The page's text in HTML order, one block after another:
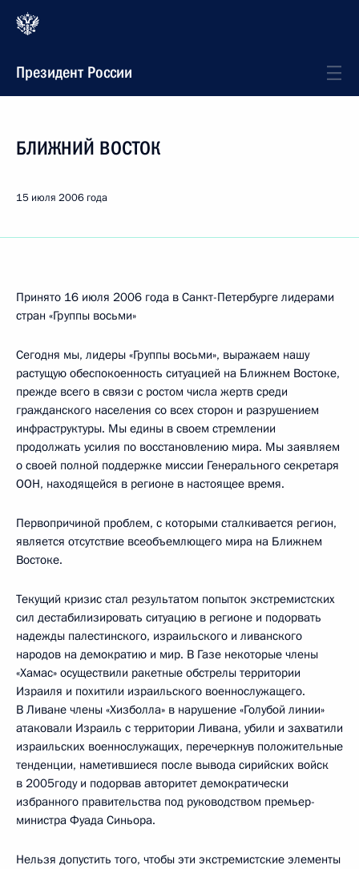
Президент России
БЛИЖНИЙ ВОСТОК
15 июля 2006 года
Принято 16 июля 2006 года в Санкт-Петербурге лидерами
стран «Группы восьми»
Сегодня мы, лидеры «Группы восьми», выражаем нашу
растущую обеспокоенность ситуацией на Ближнем Востоке,
прежде всего в связи с ростом числа жертв среди
гражданского населения со всех сторон и разрушением
инфраструктуры. Мы едины в своем стремлении
продолжать усилия по восстановлению мира. Мы заявляем
о своей полной поддержке миссии Генерального секретаря
ООН, находящейся в регионе в настоящее время.
Первопричиной проблем, с которыми сталкивается регион,
является отсутствие всеобъемлющего мира на Ближнем
Востоке.
Текущий кризис стал результатом попыток экстремистских
сил дестабилизировать ситуацию в регионе и подорвать
надежды палестинского, израильского и ливанского
народов на демократию и мир. В Газе некоторые члены
«Хамас» осуществили ракетные обстрелы территории
Израиля и похитили израильского военнослужащего.
В Ливане члены «Хизболла» в нарушение «Голубой линии»
атаковали Израиль с территории Ливана, убили и захватили
израильских военнослужащих, перечеркнув положительные
тенденции, наметившиеся после вывода сирийских войск
в 2005году и подорвав авторитет демократически
избранного правительства под руководством премьер-
министра Фуада Синьора.
Нельзя допустить того, чтобы эти экстремистские элементы